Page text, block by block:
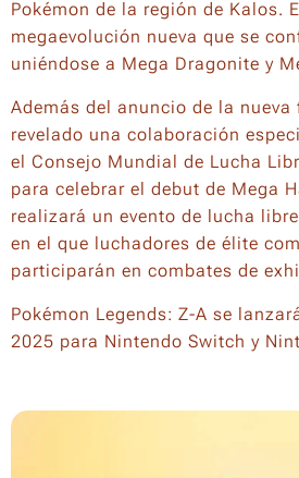
Pokémon de la región de Kalos.
megaevolución nueva que se
uniéndose a Mega Dragonite y
Además del anuncio de la nueva
revelado una colaboración
el Consejo Mundial de Lucha
para celebrar el debut de Mega
realizará un evento de lucha
en el que luchadores de élite
participarán en combates de
Pokémon Legends: Z-A se
2025 para Nintendo Switch y